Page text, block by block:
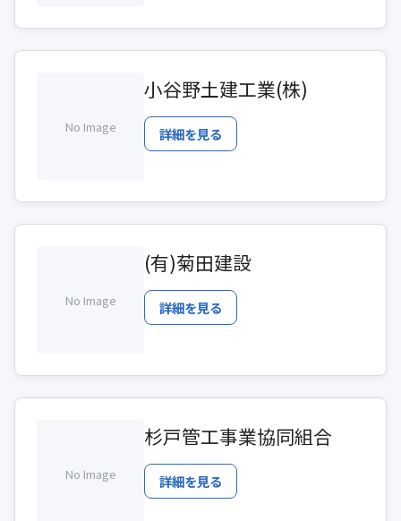
No Image
小谷野土建工業(株)
詳細を見る
No Image
(有)菊田建設
詳細を見る
No Image
杉戸管工事業協同組合
詳細を見る